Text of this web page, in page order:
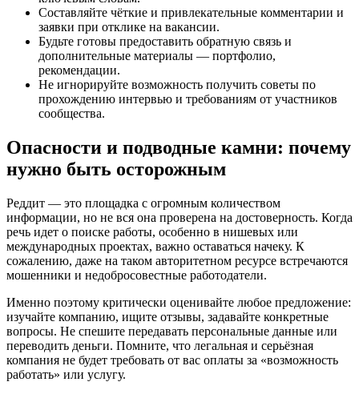
Составляйте чёткие и привлекательные комментарии и
заявки при отклике на вакансии.
Будьте готовы предоставить обратную связь и
дополнительные материалы — портфолио,
рекомендации.
Не игнорируйте возможность получить советы по
прохождению интервью и требованиям от участников
сообщества.
Опасности и подводные камни: почему
нужно быть осторожным
Реддит — это площадка с огромным количеством
информации, но не вся она проверена на достоверность. Когда
речь идет о поиске работы, особенно в нишевых или
международных проектах, важно оставаться начеку. К
сожалению, даже на таком авторитетном ресурсе встречаются
мошенники и недобросовестные работодатели.
Именно поэтому критически оценивайте любое предложение:
изучайте компанию, ищите отзывы, задавайте конкретные
вопросы. Не спешите передавать персональные данные или
переводить деньги. Помните, что легальная и серьёзная
компания не будет требовать от вас оплаты за «возможность
работать» или услугу.